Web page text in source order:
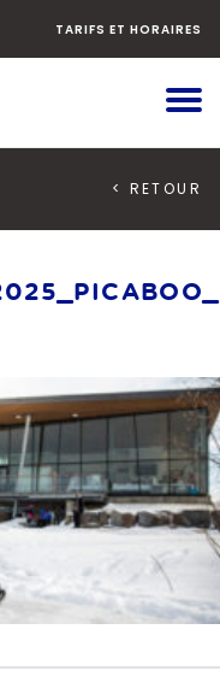
TARIFS ET HORAIRES
< RETOUR